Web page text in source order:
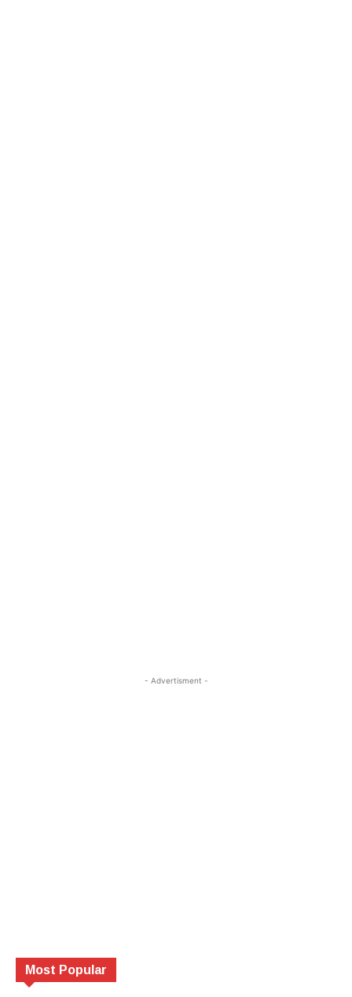
- Advertisment -
Most Popular